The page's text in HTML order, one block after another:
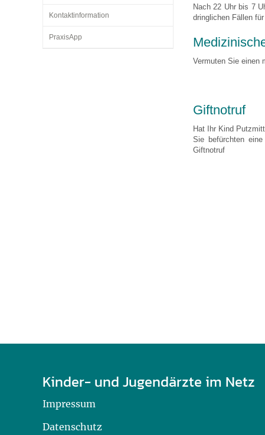
Recht auf Impfung
Vorsorge- und
Material zu den
Familienzeit
Kontaktinformation
PraxisApp
Nach 22 Uhr bis 7
dringlichen Fällen
Vermuten Sie einen
Giftnotruf
Hat Ihr Kind
Sie befürchten
Giftnotruf
Kinder- und Jugendärzte im Netz
Impressum
Datenschutz